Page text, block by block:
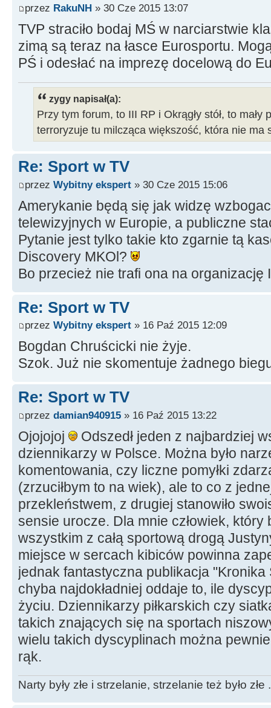
przez RakuNH » 30 Cze 2015 13:07
TVP straciło bodaj MŚ w narciarstwie
zimą są teraz na łasce Eurosportu.
PŚ i odesłać na imprezę docelową do
zygy napisał(a):
Przy tym forum, to III RP i Okrągły stół, to
terroryzuje tu milcząca większość, która nie ma
Re: Sport w TV
przez Wybitny ekspert » 30 Cze 2015 15:06
Amerykanie będą się jak widzę
telewizyjnych w Europie, a publiczne
Pytanie jest tylko takie kto zgarnie tą
Discovery MKOl?
Bo przecież nie trafi ona na organizację
Re: Sport w TV
przez Wybitny ekspert » 16 Paź 2015 12:09
Bogdan Chruścicki nie żyje.
Szok. Już nie skomentuje żadnego
Re: Sport w TV
przez damian940915 » 16 Paź 2015 13:22
Ojojojoj
Odszedł jeden z najbardziej
dziennikarzy w Polsce. Można było
komentowania, czy liczne pomyłki
(zrzuciłbym to na wiek), ale to co z
przekleństwem, z drugiej stanowiło
sensie urocze. Dla mnie człowiek, który
wszystkim z całą sportową drogą
miejsce w sercach kibiców powinna
jednak fantastyczna publikacja
chyba najdokładniej oddaje to, ile
życiu. Dziennikarzy piłkarskich czy
takich znających się na sportach
wielu takich dyscyplinach można
rąk.
Narty były złe i strzelanie, strzelanie też było złe